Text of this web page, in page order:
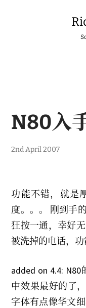
N80入
6
r
c
h
2
0
2
1
2nd April 2007
功能不错，就是
度。。。 刚到手
狂按一通，幸好
被洗掉的电话，功
added on 4.4:
中效果最好的了
字体有点像华文